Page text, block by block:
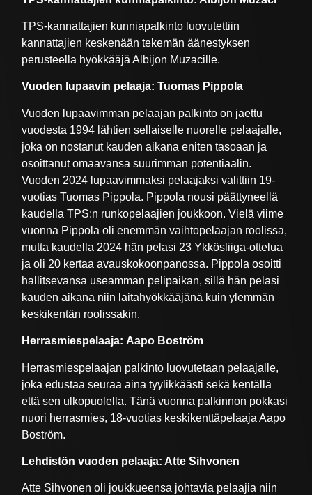
TPS-kannattajien kunniapalkinto luovutettiin
kannattajien keskenään tekemän äänestyksen
perusteella hyökkääjä Albijon Muzacille.
Vuoden lupaavin pelaaja: Tuomas Pippola
Vuoden lupaavimman pelaajan palkinto on jaettu
vuodesta 1994 lähtien sellaiselle nuorelle pelaajalle,
joka on nostanut kauden aikana eniten tasoaan ja
osoittanut omaavansa suurimman potentiaalin.
Vuoden 2024 lupaavimmaksi pelaajaksi valittiin 19-
vuotias Tuomas Pippola. Pippola nousi päättyneellä
kaudella TPS:n runkopelaajien joukkoon. Vielä viime
vuonna Pippola oli enemmän vaihtopelaajan roolissa,
mutta kaudella 2024 hän pelasi 23 Ykkösliiga-ottelua
ja oli 20 kertaa avauskokoonpanossa. Pippola osoitti
hallitsevansa useamman pelipaikan, sillä hän pelasi
kauden aikana niin laitahyökkääjänä kuin ylemmän
keskikentän roolissakin.
Herrasmiespelaaja: Aapo Boström
Herrasmiespelaajan palkinto luovutetaan pelaajalle,
joka edustaa seuraa aina tyylikkäästi sekä kentällä
että sen ulkopuolella. Tänä vuonna palkinnon pokkasi
nuori herrasmies, 18-vuotias keskikenttäpelaaja Aapo
Boström.
Lehdistön vuoden pelaaja: Atte Sihvonen
Atte Sihvonen oli joukkueensa johtavia pelaajia niin